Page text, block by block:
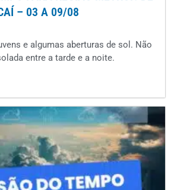
– 03 A 09/08
e algumas aberturas de sol. Não
entre a tarde e a noite.